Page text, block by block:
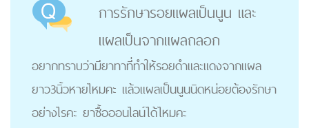
การรักษารอยแผลเป็นนูน และ
แผลเป็นจากแผลถลอก
อยากทราบว่ามียาทาที่ทำให้รอยดำและแดงจากแผล
ยาว3นิ้วหายไหมคะ แล้วแผลเป็นนูนนิดหน่อยต้องรักษา
อย่างไรคะ ยาซื้อออนไลน์ได้ไหมคะ